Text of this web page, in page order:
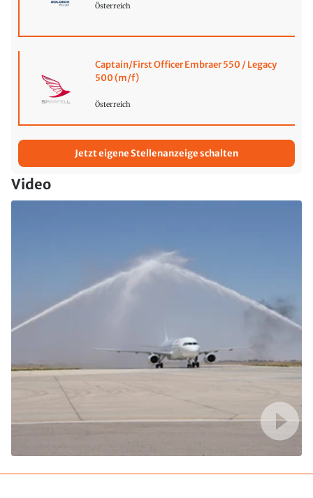
Österreich
Captain/First Officer Embraer 550 / Legacy
500 (m/f)
Österreich
Jetzt eigene Stellenanzeige schalten
Video